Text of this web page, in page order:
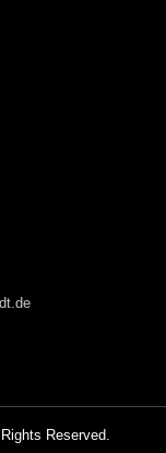
Rights Reserved.